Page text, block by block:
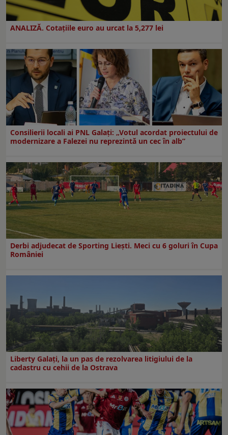
ANALIZĂ. Cotațiile euro au urcat la 5,277 lei
Consilierii locali ai PNL Galaţi: „Votul acordat proiectului de
modernizare a Falezei nu reprezintă un cec în alb”
Derbi adjudecat de Sporting Liești. Meci cu 6 goluri în Cupa
României
Liberty Galați, la un pas de rezolvarea litigiului de la
cadastru cu cehii de la Ostrava